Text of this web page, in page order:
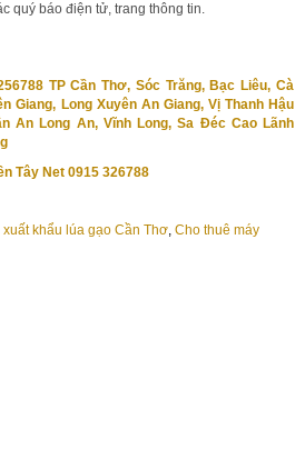
quý báo điện tử, trang thông tin.
TP Cần Thơ, Sóc Trăng, Bạc Liêu, Cà
Giang, Long Xuyên An Giang, Vị Thanh Hậu
An Long An, Vĩnh Long, Sa Đéc Cao Lãnh
Tây Net 0915 326788
khẩu lúa gạo Cần Thơ, Cho thuê máy